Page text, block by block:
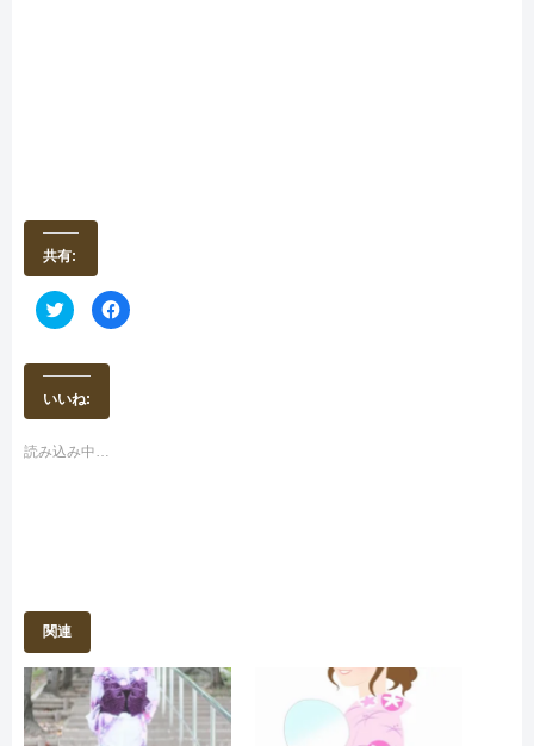
共有:
ク
リ
し
て
T
w
i
t
e
ン
ド
ウ
で
開
き
ま
す
)
F
a
新
し
い
ウ
いいね:
読み込み中…
関連